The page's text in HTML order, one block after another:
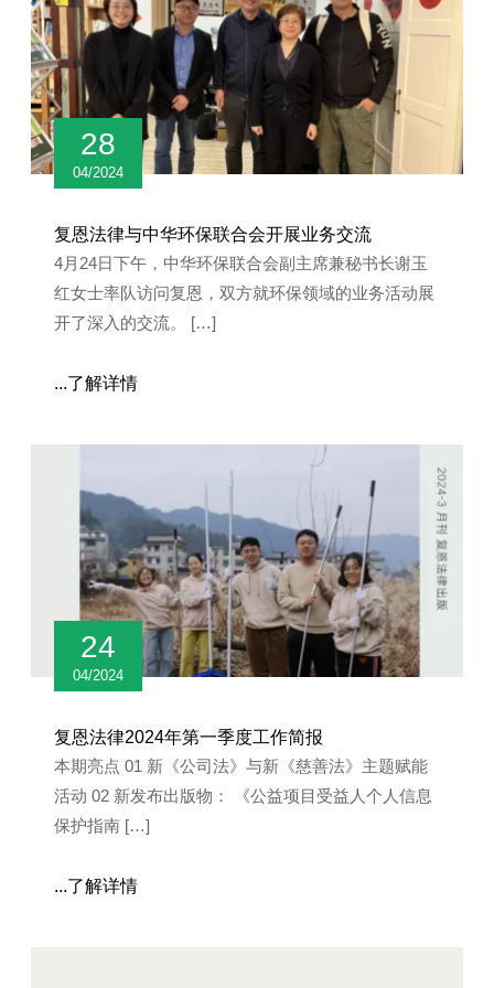
28
04/2024
复恩法律与中华环保联合会开展业务交流
4月24日下午，中华环保联合会副主席兼秘书长谢玉
红女士率队访问复恩，双方就环保领域的业务活动展
开了深入的交流。 […]
...了解详情
24
04/2024
复恩法律2024年第一季度工作简报
本期亮点 01 新《公司法》与新《慈善法》主题赋能
活动 02 新发布出版物： 《公益项目受益人个人信息
保护指南 […]
...了解详情